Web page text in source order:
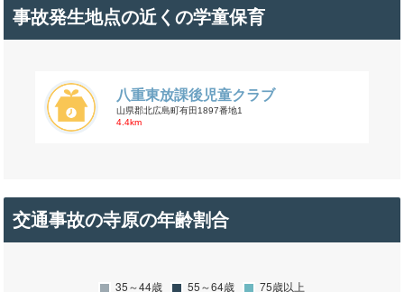
事故発生地点の近くの学童保育
八重東放課後児童クラブ
山県郡北広島町有田1897番地1
4.4km
交通事故の寺原の年齢割合